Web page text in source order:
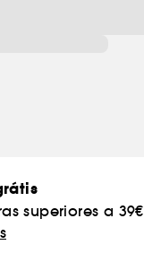
superiores a 39€